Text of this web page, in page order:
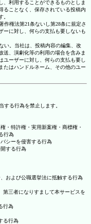
、利用することができるものとしま
ることなく、保存されている投稿内
。
作権法第21条ないし第28条に規定さ
ーに対し、何らの支払も要しないも
い。当社は、投稿内容の編集、改
送、演劇化等の利用の場合を含みま
ユーザーに対し、何らの支払も要し
たはハンドルネーム、その他のユー
する行為を禁止します。
・特許権・実用新案権・商標権・
行為
シーを侵害する行為
する行為
および公職選挙法に抵触する行為
第三者になりすまして本サービスを
行為
る行為